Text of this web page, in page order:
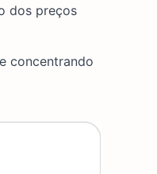
dos preços
concentrando